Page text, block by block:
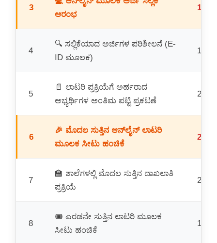
3
ಆರಂಭ
4
🔍 ಸಲ್ಲಿಕೆಯಾದ ಅರ್ಜಿಗಳ ಪರಿಶೀಲನೆ (E-
ID ಮೂಲಕ)
5
📄 ಲಾಟರಿ ಪ್ರಕ್ರಿಯೆಗೆ ಅರ್ಹರಾದ
ಅಭ್ಯರ್ಥಿಗಳ ಅಂತಿಮ ಪಟ್ಟಿ ಪ್ರಕಟಣೆ
6
🎉 ಮೊದಲ ಸುತ್ತಿನ ಆನ್‌ಲೈನ್ ಲಾಟರಿ
ಮೂಲಕ ಸೀಟು ಹಂಚಿಕೆ
7
🏫 ಶಾಲೆಗಳಲ್ಲಿ ಮೊದಲ ಸುತ್ತಿನ ದಾಖಲಾತಿ
ಪ್ರಕ್ರಿಯೆ
8
🎟️ ಎರಡನೇ ಸುತ್ತಿನ ಲಾಟರಿ ಮೂಲಕ
ಸೀಟು ಹಂಚಿಕೆ